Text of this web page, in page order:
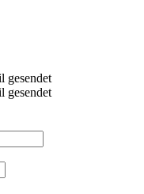
gesendet
gesendet